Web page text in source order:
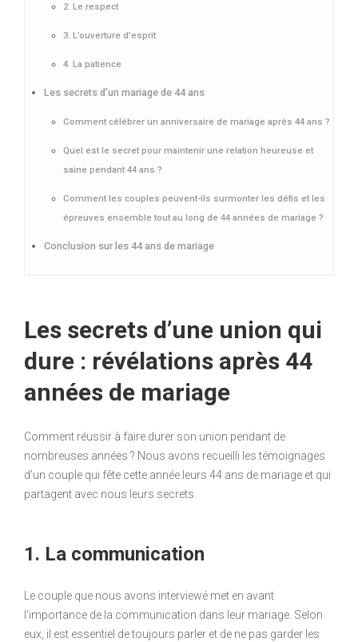
2. Le respect
3. L’ouverture d’esprit
4. La patience
Les secrets d’un mariage de 44 ans
Comment célébrer un anniversaire de mariage après 44 ans ?
Quel est le secret pour maintenir une relation heureuse et
saine pendant 44 ans ?
Comment les couples peuvent-ils surmonter les défis et les
épreuves ensemble tout au long de 44 années de mariage ?
Conclusion sur les 44 ans de mariage
Les secrets d’une union qui
dure : révélations après 44
années de mariage
Comment réussir à faire durer son union pendant de
nombreuses années ? Nous avons recueilli les témoignages
d’un couple qui fête cette année leurs 44 ans de mariage et qui
partagent avec nous leurs secrets.
1. La communication
Le couple que nous avons interviewé met en avant
l’importance de la communication dans leur mariage. Selon
eux, il est essentiel de toujours parler et de ne pas garder les